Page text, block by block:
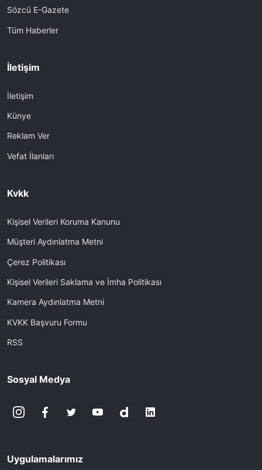
Sözcü E-Gazete
Tüm Haberler
İletişim
İletişim
Künye
Reklam Ver
Vefat İlanları
Kvkk
Kişisel Verileri Koruma Kanunu
Müşteri Aydınlatma Metni
Çerez Politikası
Kişisel Verileri Saklama ve İmha Politikası
Kamera Aydınlatma Metni
KVKK Başvuru Formu
RSS
Sosyal Medya
Uygulamalarımız